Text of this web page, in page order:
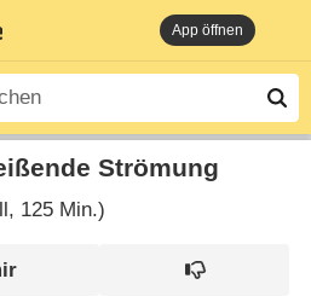
App öffnen
Strömung
125 Min.)